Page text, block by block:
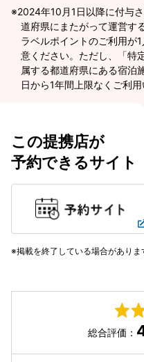
2024年10月1日以降に付与
道府県にまたがって運営す
ラベルポイントのご利用が
意ください。ただし、「特
属する都道府県にある宿泊
日から1年間上限なくご利用
この提携店が
予約できるサイト
掲載を終了している場合がありま
総合評価：